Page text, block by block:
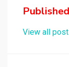
View all